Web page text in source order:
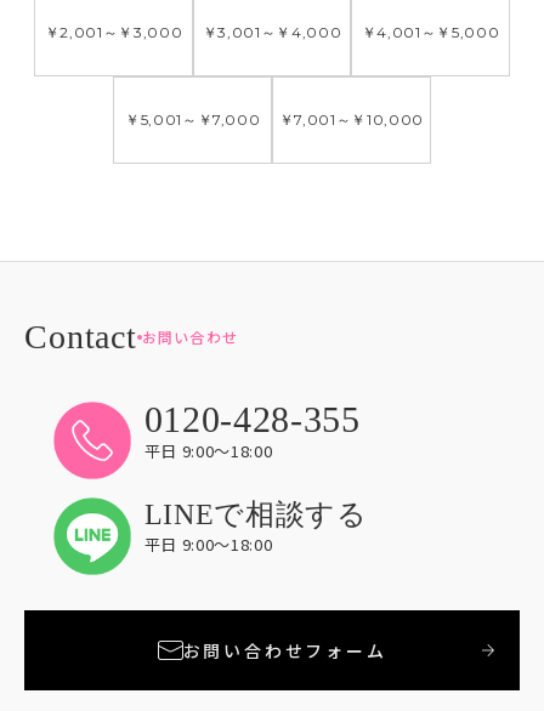
￥2,001 ～ ￥3,000 ￥3,001 ～ ￥4,000 ￥4,001 ～ ￥5,000
￥5,001 ～ ￥7,000 ￥7,001 ～ ￥10,000
お問い合わせ
0120-428-355
平日 9:00〜18:00
LINEで相談する
平日 9:00〜18:00
お問い合わせフォーム